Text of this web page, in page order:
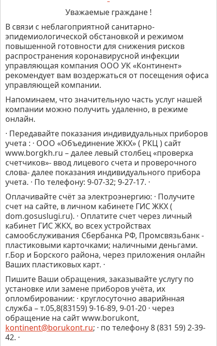
Уважаемые граждане !
В связи с неблагоприятной санитарно-
эпидемиологической обстановкой и режимом
повышенной готовности для снижения рисков
распространения коронавирусной инфекции
управляющая компания ООО УК «Континент»
рекомендует вам воздержаться от посещения офиса
управляющей компании.
Напоминаем, что значительную часть услуг нашей
компании можно получить удаленно, в режиме
онлайн.
· Передавайте показания индивидуальных приборов
учета : · ООО «Объединение ЖКХ» ( РКЦ ) сайт
www.borgkh.ru – далее левый столбец «проверка
счетчиков»- ввод лицевого счета и проверочного
слова- далее показания индивидуального прибора
учета. · По телефону: 9-07-32; 9-27-17. ·
Оплачивайте счёт за электроэнергию: · Получите
счет на сайте, в личном кабинете ГИС ЖКХ (
dom.gosuslugi.ru). · Оплатите счет через личный
кабинет ГИС ЖКХ, во всех устройствах
самообслуживания Сбербанка РФ, Промсвязьбанк -
пластиковыми карточками; наличными деньгами.
г.Бор и Борского района, через приложения онлайн
Ваших пластиковых карт. ·
Пишите Ваши обращения, заказывайте услугу по
установке или замене приборов учёта, их
опломбировании: · круглосуточно аварийнная
служба – т.05,8(83159) 9-16-89, 9-01-20 · через
обращение на сайт www.borukont,
kontinent@borukont.ru; · по телефону 8 (831 59) 2-39-
42. ·